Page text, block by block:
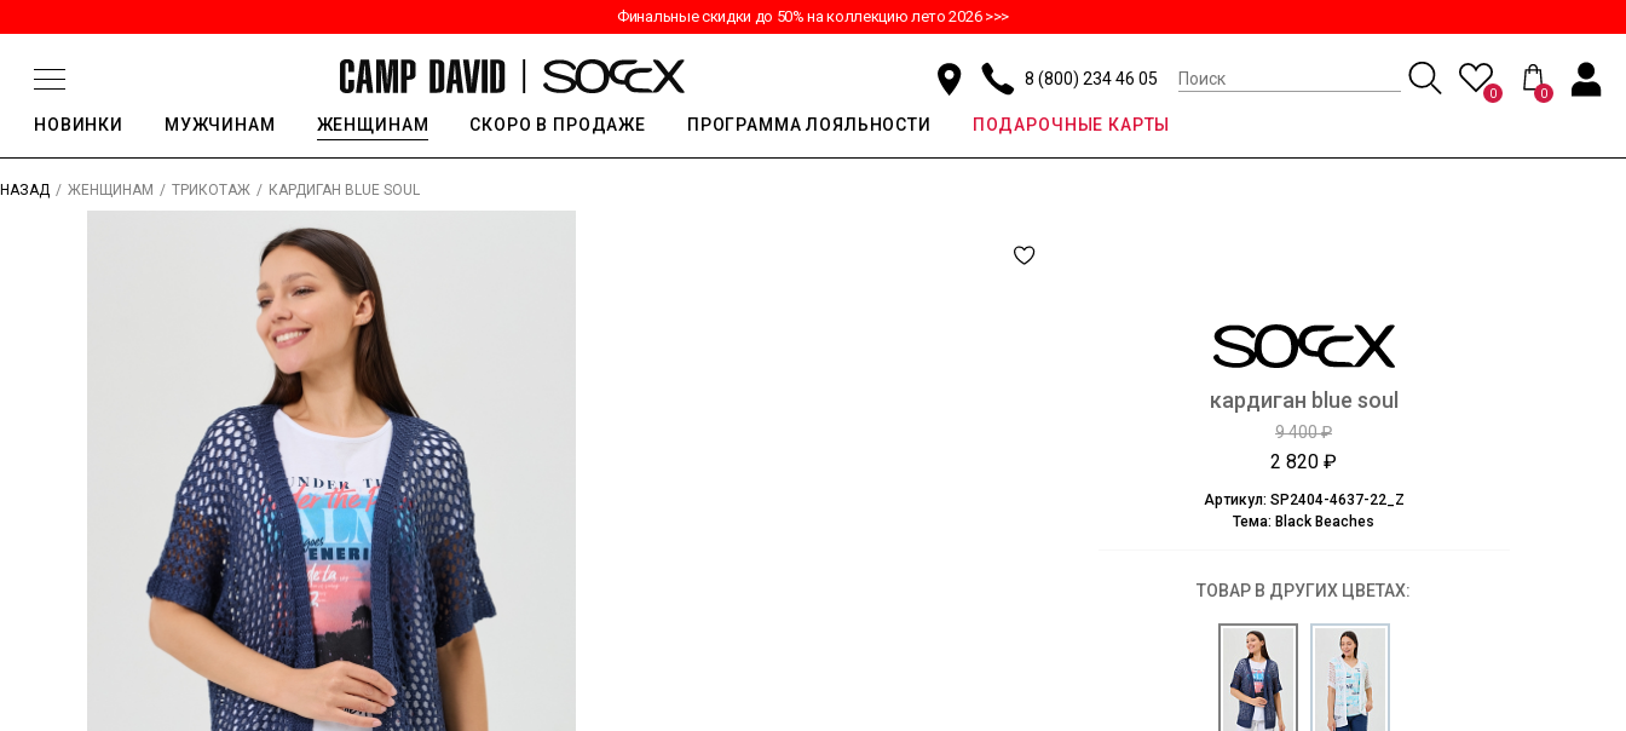
Финальные скидки до 50% на коллекцию лето 2026 >>>
8 (800) 234 46 05
0 0
НОВИНКИ МУЖЧИНАМ ЖЕНЩИНАМ СКОРО В ПРОДАЖЕ ПРОГРАММА ЛОЯЛЬНОСТИ ПОДАРОЧНЫЕ КАРТЫ
НАЗАД / ЖЕНЩИНАМ / ТРИКОТАЖ / КАРДИГАН BLUE SOUL
кардиган blue soul
9 400 ₽
2 820 ₽
Артикул: SP2404-4637-22_Z
Тема: Black Beaches
ТОВАР В ДРУГИХ ЦВЕТАХ: